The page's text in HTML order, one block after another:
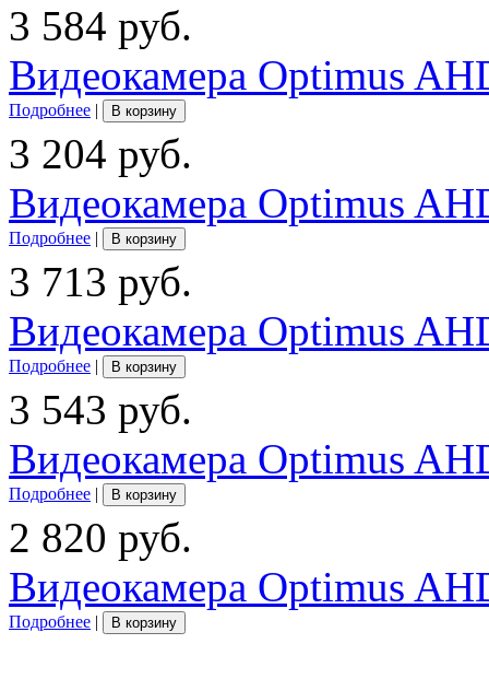
3 584 руб.
Видеокамера Optimus
Подробнее | В корзину
3 204 руб.
Видеокамера Optimus
Подробнее | В корзину
3 713 руб.
Видеокамера Optimus
Подробнее | В корзину
3 543 руб.
Видеокамера Optimus
Подробнее | В корзину
2 820 руб.
Видеокамера Optimus
Подробнее | В корзину